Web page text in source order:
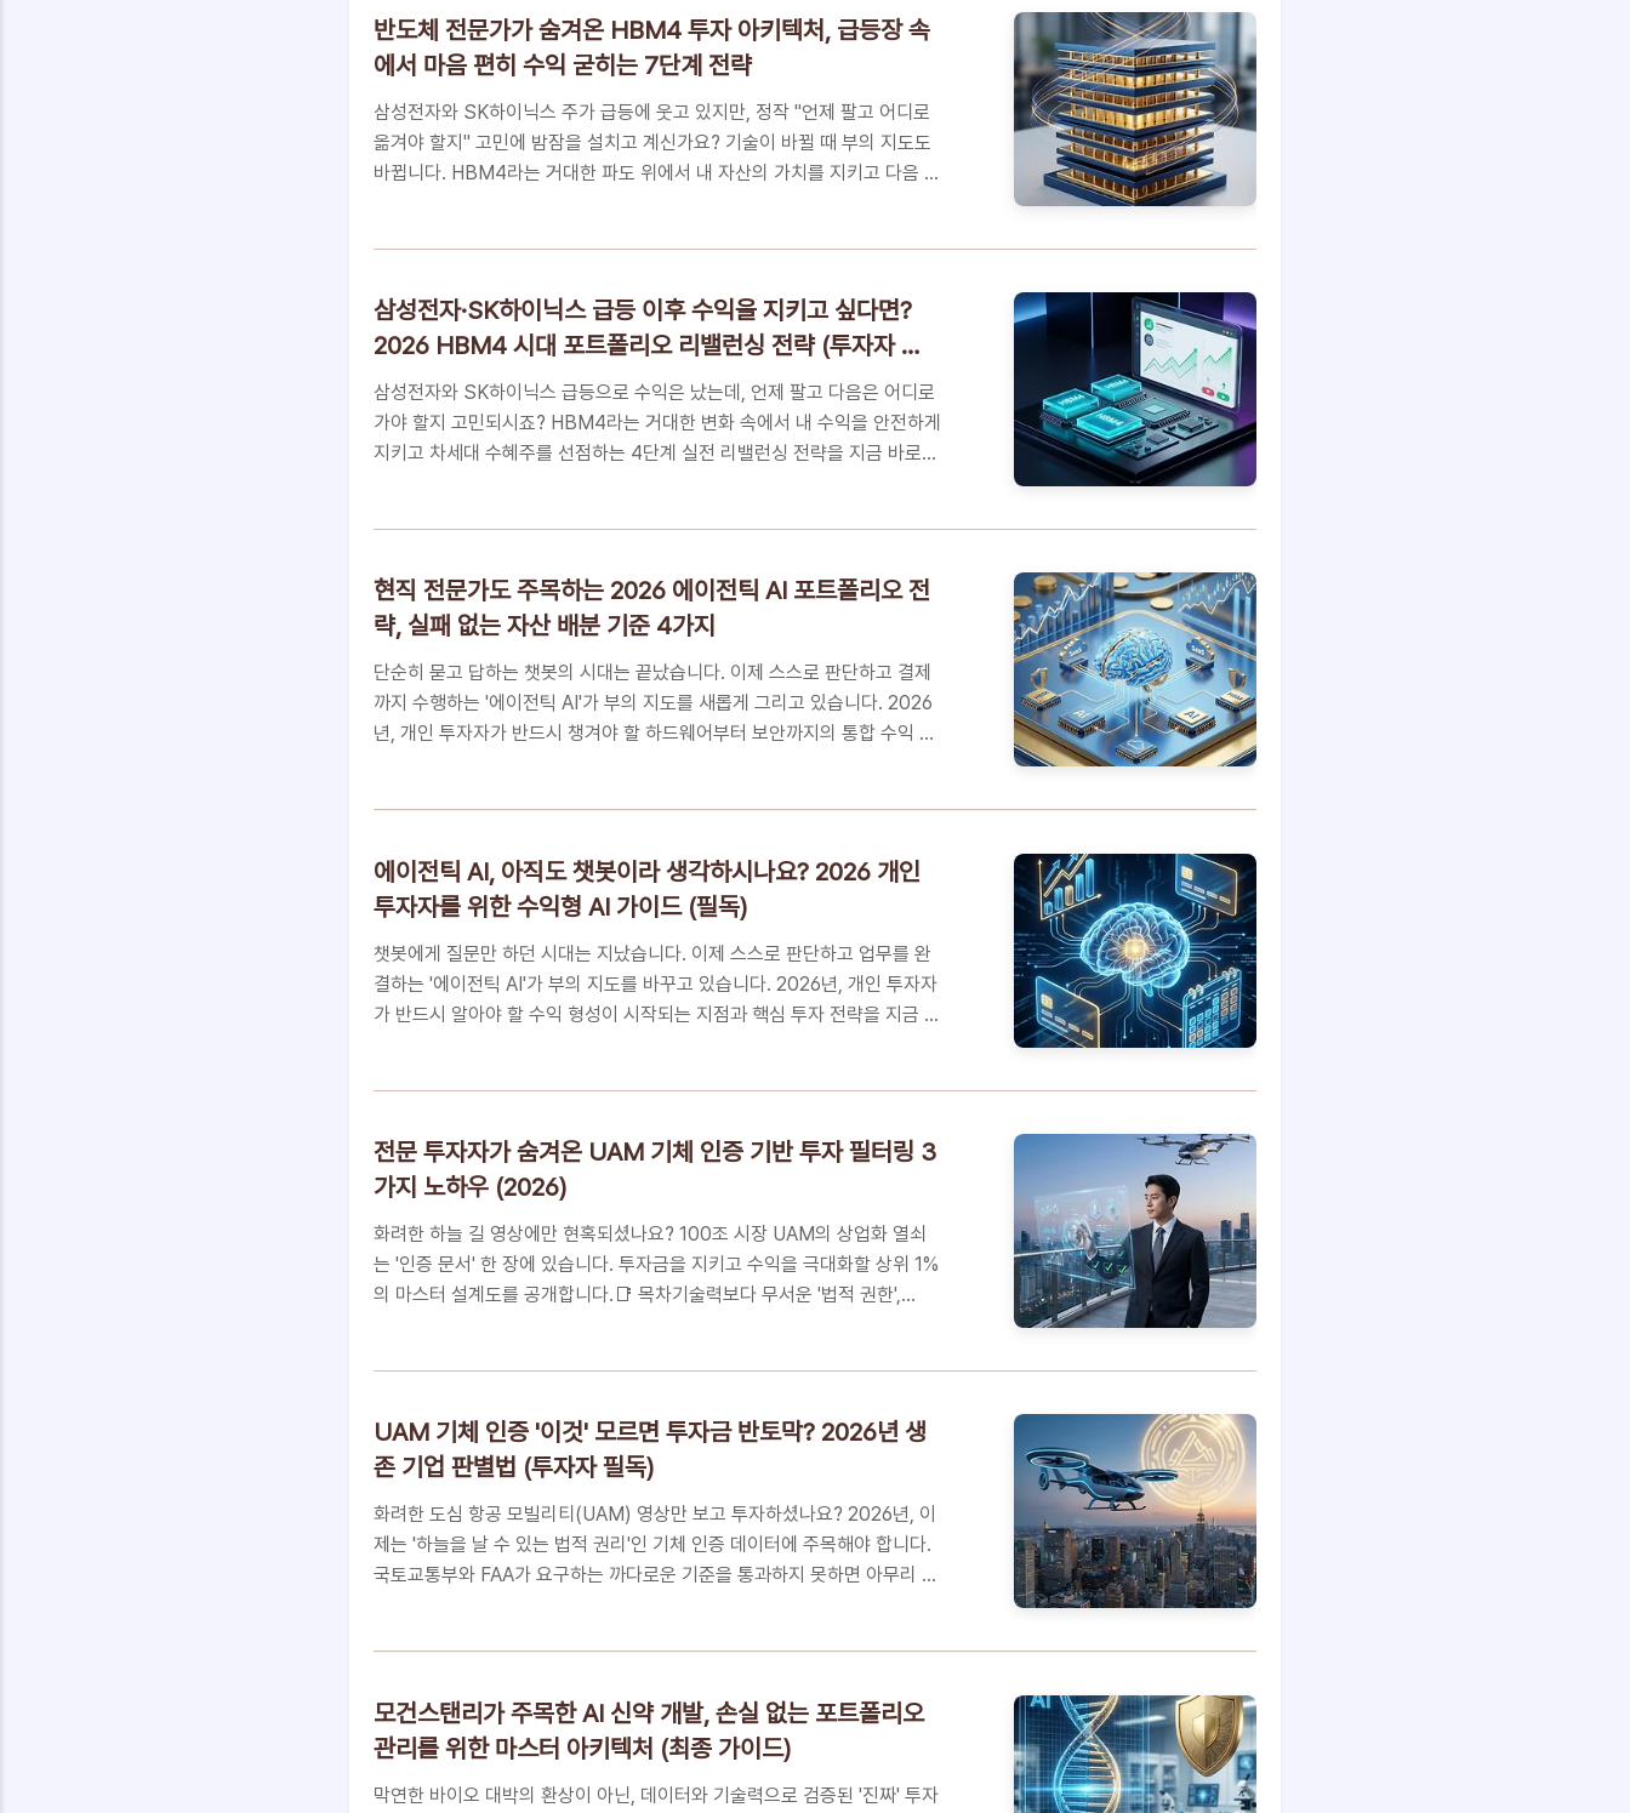
이 비만치료제 뉴스에 유독 눈을 떼지 못하는 진짜 이유최근 뉴스마다 나오
는 GLP-1 비만치료제가 도대체 무엇인지, 그리고 이 열풍이 내 건강과 자산
에 어떤 영향을 줄지 궁금해서 들어오셨을 겁니다. 단순히 '살 빼는 약'을 넘
어 전 세계 경제 지도를 바꾸고 있는 이 기술의..
반도체 전문가가 숨겨온 HBM4 투자 아키텍처, 급등장 속
에서 마음 편히 수익 굳히는 7단계 전략
삼성전자와 SK하이닉스 주가 급등에 웃고 있지만, 정작 "언제 팔고 어디로
옮겨야 할지" 고민에 밤잠을 설치고 계신가요? 기술이 바뀔 때 부의 지도도
바뀝니다. HBM4라는 거대한 파도 위에서 내 자산의 가치를 지키고 다음 수
로 바꾸는 7단계 'HBM4 순환형 투자 아키텍처'꼭 알아야 하는 5가지 핵심
FAQ환희를 수익으로 박제하는 법, 오늘부터 당신의 '투자 루틴'을 바꾸세요
대형주 수익 뒤에 숨겨진 '기준의 부재', 당신의 다음 수는 무엇입니까?최근
삼성전자와 SK하이닉스 등 국내 ..
삼성전자·SK하이닉스 급등 이후 수익을 지키고 싶다면?
2026 HBM4 시대 포트폴리오 리밸런싱 전략 (투자자 필
독)
삼성전자와 SK하이닉스 급등으로 수익은 났는데, 언제 팔고 다음은 어디로
가야 할지 고민되시죠? HBM4라는 거대한 변화 속에서 내 수익을 안전하게
지키고 차세대 수혜주를 선점하는 4단계 실전 리밸런싱 전략을 지금 바로
하는 5가지 핵심 FAQ환희 속에서 다음 파도를 준비하는 자만이 자산을 지
킵니다삼성전자 수익, 실현해야 할 때인가? 개인 투자자의 고민최근 삼성전
자와 SK하이닉스 등 반도체 대형주를 중심으로 기분 좋은 상승장이 이어지
면서, 많은 분이 '지금 팔아야 하나, 더 가져가야 ..
현직 전문가도 주목하는 2026 에이전틱 AI 포트폴리오 전
략, 실패 없는 자산 배분 기준 4가지
단순히 묻고 답하는 챗봇의 시대는 끝났습니다. 이제 스스로 판단하고 결제
까지 수행하는 '에이전틱 AI'가 부의 지도를 새롭게 그리고 있습니다. 2026
년, 개인 투자자가 반드시 챙겨야 할 하드웨어부터 보안까지의 통합 수익 지
플랜꼭 알아야 하는 5가지 핵심 FAQ에이전틱 AI, 기술 너머 부의 중력을 바
꾸는 투자자가 되십시오단순 검색으로는 절대 알 수 없는 에이전틱 AI 투자
의 ‘진짜’ 결핍에이전틱 AI(Agentic AI)라는 용어는 익숙해졌지만, 이것이
내 계좌의 수익률과 어떻..
에이전틱 AI, 아직도 챗봇이라 생각하시나요? 2026 개인
투자자를 위한 수익형 AI 가이드 (필독)
챗봇에게 질문만 하던 시대는 지났습니다. 이제 스스로 판단하고 업무를 완
결하는 '에이전틱 AI'가 부의 지도를 바꾸고 있습니다. 2026년, 개인 투자자
가 반드시 알아야 할 수익 형성이 시작되는 지점과 핵심 투자 전략을 지금 바
FAQ돈의 흐름을 읽는 눈, 기술 너머의 '숫자'에 집중하라단순 답변을 넘어
'실행'하는 AI, 왜 지금 열광하는가?기존 챗봇(LLM, 거대언어모델)이 보여
준 단순한 정보 요약을 넘어, 이제는 스스로 목표를 세우고 결과물을 만들어
내는 '에이전틱 AI(Age..
전문 투자자가 숨겨온 UAM 기체 인증 기반 투자 필터링 3
가지 노하우 (2026)
화려한 하늘 길 영상에만 현혹되셨나요? 100조 시장 UAM의 상업화 열쇠
는 '인증 문서' 한 장에 있습니다. 투자금을 지키고 수익을 극대화할 상위 1%
의 마스터 설계도를 공개합니다.📑 목차기술력보다 무서운 '법적 권한',
터'라는 단단한 토대 위에 심으세요기술력보다 무서운 '법적 권한', UAM 인
증이 투자의 모든 것인 이유UAM(도심 항공 모빌리티) 시장에 관심 있는 분
들이라면 어떤 기업이 정말 '하늘을 날 수 있는 자격'을 얻을지 가장 궁금하
실 겁니다. 단순히 시험 비..
UAM 기체 인증 '이것' 모르면 투자금 반토막? 2026년 생
존 기업 판별법 (투자자 필독)
화려한 도심 항공 모빌리티(UAM) 영상만 보고 투자하셨나요? 2026년, 이
제는 '하늘을 날 수 있는 법적 권리'인 기체 인증 데이터에 주목해야 합니다.
국토교통부와 FAA가 요구하는 까다로운 기준을 통과하지 못하면 아무리 뛰
니다내 돈 지키는 2026 UAM 투자 필터링: 형식 증명(TC) 3단계 확인법꼭
알아야 하는 5가지 핵심 FAQ결국 승자는 '인증 문서' 한 장을 손에 쥐는 자
입니다화려한 CG 뒤에 숨겨진 진실: 왜 지금 '기체 인증'에 목숨 걸어야 할까
요?도심 항공 모..
모건스탠리가 주목한 AI 신약 개발, 손실 없는 포트폴리오
관리를 위한 마스터 아키텍처 (최종 가이드)
막연한 바이오 대박의 환상이 아닌, 데이터와 기술력으로 검증된 '진짜' 투자